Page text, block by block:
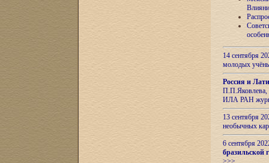
14 сентября
молодых
Россия и
П.П.Яковлева,
ИЛА РАН
13 сентября
необычных
6 сентября
бразильской
>>>